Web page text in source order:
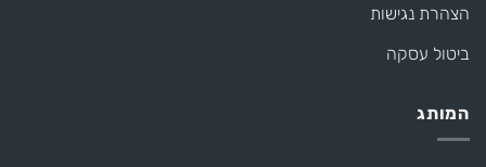
הצהרת נגישות
ביטול עסקה
המותג